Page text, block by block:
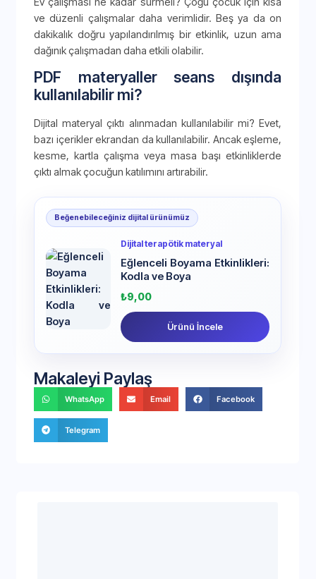
ve düzenli çalışmalar daha verimlidir. Beş ya da on
dakikalık doğru yapılandırılmış bir etkinlik, uzun ama
dağınık çalışmadan daha etkili olabilir.
PDF materyaller seans dışında
kullanılabilir mi?
Dijital materyal çıktı alınmadan kullanılabilir mi? Evet,
bazı içerikler ekrandan da kullanılabilir. Ancak eşleme,
kesme, kartla çalışma veya masa başı etkinliklerde
çıktı almak çocuğun katılımını artırabilir.
Beğenebileceğiniz dijital ürünümüz
Dijital terapötik materyal
Eğlenceli Boyama Etkinlikleri:
Kodla ve Boya
₺9,00
Ürünü İncele
Makaleyi Paylaş
WhatsApp Email Facebook
Telegram